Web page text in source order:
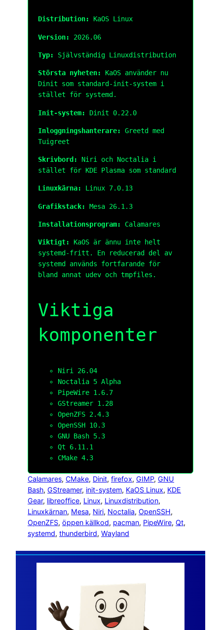
Distribution: KaOS Linux
Version: 2026.06
Typ: Självständig Linuxdistribution
Största nyheten:
KaOS använder nu
Dinit som standard-init-system i
stället för systemd.
Init-system: Dinit 0.22.0
Inloggningshanterare:
Greetd med
Tuigreet
Skrivbord:
Niri och Noctalia i
stället för KDE Plasma som standard
Linuxkärna: Linux 7.0.13
Grafikstack: Mesa 26.1.3
Installationsprogram: Calamares
Viktigt:
KaOS är ännu inte helt
systemd-fritt. En reducerad del av
systemd används fortfarande för
bland annat udev och tmpfiles.
Viktiga
komponenter
Niri 26.04
Noctalia 5 Alpha
PipeWire 1.6.7
GStreamer 1.28
OpenZFS 2.4.3
OpenSSH 10.3
GNU Bash 5.3
Qt 6.11.1
CMake 4.3
Calamares, CMake, Dinit, firefox, GIMP, GNU
Bash, GStreamer, init-system, KaOS Linux, KDE
Gear, libreoffice, Linux, Linuxdistribution
Linuxkärnan, Mesa, Niri, Noctalia, OpenSSH
OpenZFS, öppen källkod, pacman, PipeWire, Qt
systemd, thunderbird, Wayland